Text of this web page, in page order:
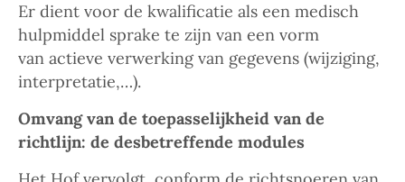
Er dient voor de kwalificatie als een medisch
hulpmiddel sprake te zijn van een vorm
van actieve verwerking van gegevens (wijziging,
interpretatie,…).
Omvang van de toepasselijkheid van de
richtlijn: de desbetreffende modules